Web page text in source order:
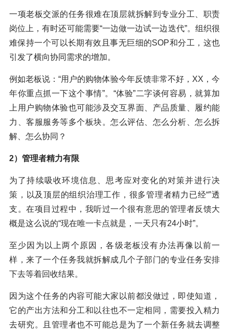
一项老板交派的任务很难在顶层就拆解到专业分工、职责
岗位上，有时还可能需要“一边做一边试一边迭代”。组织很
难保持一个可以长期有效且事无巨细的SOP和分工，这也
引发了横向协同需求的增加。
例如老板说：“用户的购物体验今年反馈非常不好，XX，今
年你重点抓一下这个事情”。“体验”二字谈何容易，就算加
上用户购物体验也可能涉及交互界面、产品质量、履约能
力、客服服务等多个板块。怎么评估、怎么分析、怎么拆
解、怎么协同？
2）管理者精力有限
为了持续吸收环境信息、思考应对变化的对策并进行决
策，以及顶层的组织治理工作，很多管理者精力已经“”透
支。在项目过程中，我听过一个很有意思的管理者反馈大
概是这么说的“现在唯一卡点就是，一天只有24小时”。
至少因为以上两个原因，各级老板没有办法再像以前一
样，来了一个任务我就拆解成几个子部门的专业任务安排
下去等着回收结果。
因为这个任务的内容可能大家以前都没做过，即使知道，
它的产出方法和分工和以往也不一定相同，需要投入精力
去研究。且管理者也不可能总是为了一个新任务就去调整